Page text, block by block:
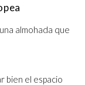
almohada que
bien el espacio